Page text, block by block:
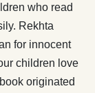
who read
Rekhta
for innocent
children love
originated